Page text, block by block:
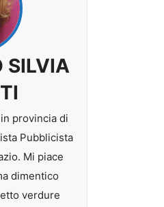
SILVIA
provincia di
Pubblicista
Mi piace
dimentico
verdure